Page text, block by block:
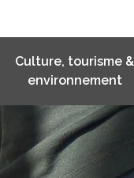
Culture, tourisme &
environnement